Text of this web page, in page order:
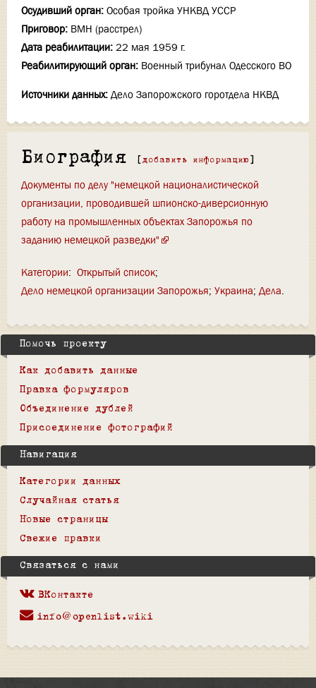
Осудивший орган: Особая тройка УНКВД УССР
Приговор: ВМН (расстрел)
Дата реабилитации: 22 мая 1959 г.
Реабилитирующий орган: Военный трибунал Одесского ВО
Источники данных: Дело Запорожского горотдела НКВД
Биография [ добавить информацию ]
Документы по делу "немецкой националистической
организации, проводившей шпионско-диверсионную
работу на промышленных объектах Запорожья по
заданию немецкой разведки"
Категории: Открытый список
Дело немецкой организации Запорожья Украина Дела
Помочь проекту
Как добавить данные
Правка формуляров
Объединение дублей
Присоединение фотографий
Навигация
Категории данных
Случайная статья
Новые страницы
Свежие правки
Связаться с нами
ВКонтакте
info@openlist.wiki